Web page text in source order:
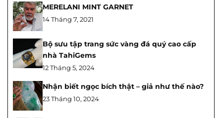
MERELANI MINT GARNET
14 Tháng 7, 2021
Bộ sưu tập trang sức vàng đá quý cao cấp
nhà TahiGems
12 Tháng 5, 2024
Nhận biết ngọc bích thật – giả như thế nào?
23 Tháng 10, 2024